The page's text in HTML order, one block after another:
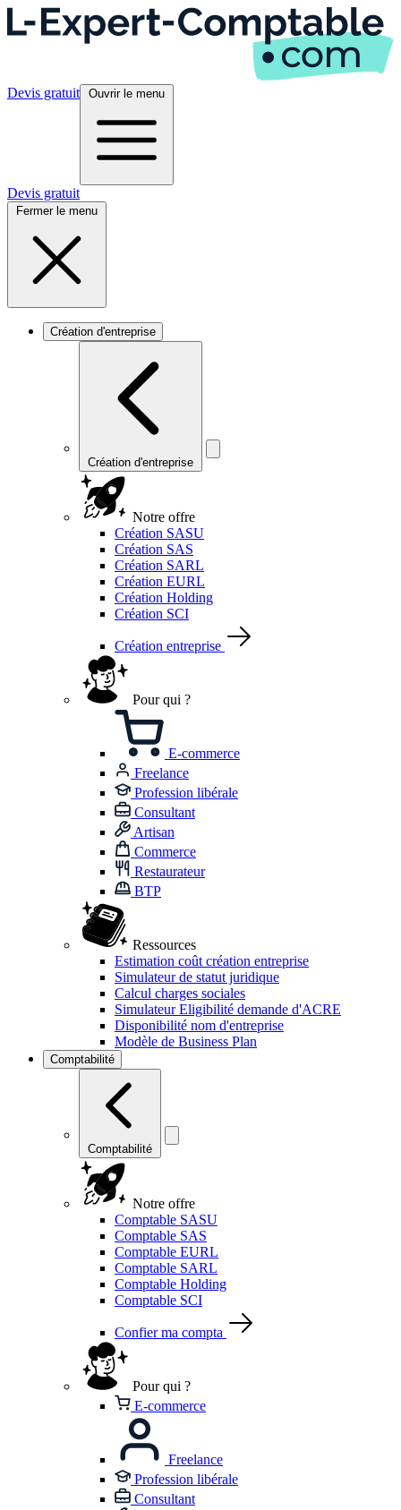
Devis gratuit Ouvrir le menu
Devis gratuit
Fermer le menu
Création d'entreprise
Création d'entreprise
Notre offre
Création SASU
Création SAS
Création SARL
Création EURL
Création Holding
Création SCI
Création entreprise
Pour qui ?
E-commerce
Freelance
Profession libérale
Consultant
Artisan
Commerce
Restaurateur
BTP
Ressources
Estimation coût création entreprise
Simulateur de statut juridique
Calcul charges sociales
Simulateur Eligibilité demande d'ACRE
Disponibilité nom d'entreprise
Modèle de Business Plan
Comptabilité
Comptabilité
Notre offre
Comptable SASU
Comptable SAS
Comptable EURL
Comptable SARL
Comptable Holding
Comptable SCI
Confier ma compta
Pour qui ?
E-commerce
Freelance
Profession libérale
Consultant